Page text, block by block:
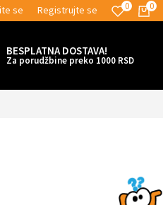
ISPORUKE! 0
0
se Registrujte se
BESPLATNA DOSTAVA!
Za porudžbine preko 1000 RSD